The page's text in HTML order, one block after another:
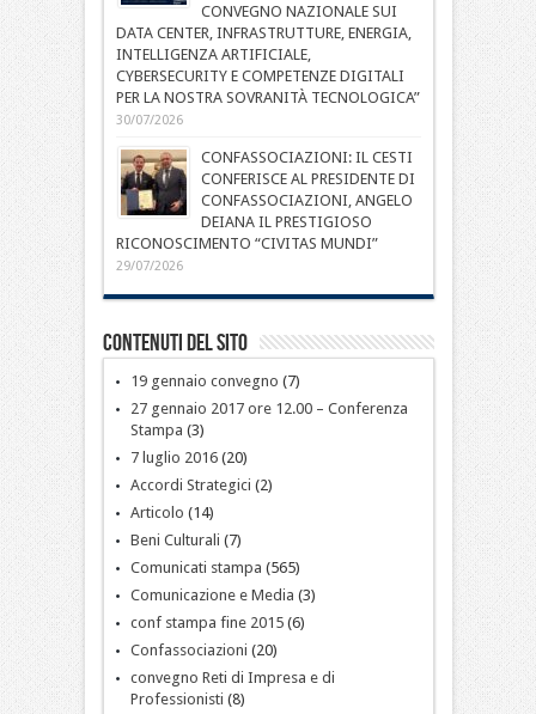
CONVEGNO NAZIONALE SUI
DATA CENTER, INFRASTRUTTURE, ENERGIA,
INTELLIGENZA ARTIFICIALE,
CYBERSECURITY E COMPETENZE DIGITALI
PER LA NOSTRA SOVRANITÀ TECNOLOGICA”
30/07/2026
CONFASSOCIAZIONI: IL CESTI
CONFERISCE AL PRESIDENTE DI
CONFASSOCIAZIONI, ANGELO
DEIANA IL PRESTIGIOSO
RICONOSCIMENTO “CIVITAS MUNDI”
29/07/2026
Contenuti del sito
19 gennaio convegno (7)
27 gennaio 2017 ore 12.00 – Conferenza
Stampa (3)
7 luglio 2016(20)
Accordi Strategici (2)
Articolo (14)
Beni Culturali (7)
Comunicati stampa (565)
Comunicazione e Media (3)
conf stampa fine 2015(6)
Confassociazioni (20)
convegno Reti di Impresa e di
Professionisti (8)